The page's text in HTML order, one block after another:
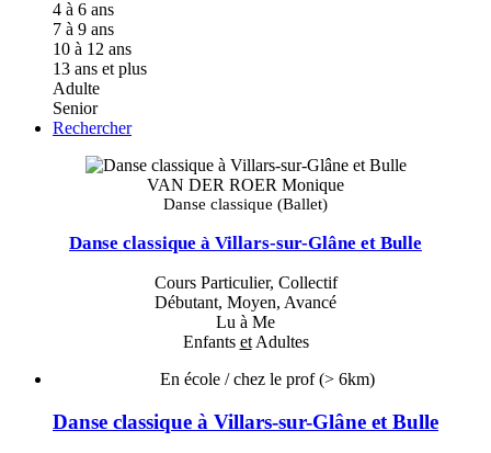
4 à 6 ans
7 à 9 ans
10 à 12 ans
13 ans et plus
Adulte
Senior
Rechercher
VAN DER ROER Monique
Danse classique (Ballet)
Danse classique à Villars-sur-Glâne et Bulle
Cours Particulier, Collectif
Débutant, Moyen, Avancé
Lu à Me
Enfants etAdultes
En école / chez le prof(> 6km)
Danse classique à Villars-sur-Glâne et Bulle